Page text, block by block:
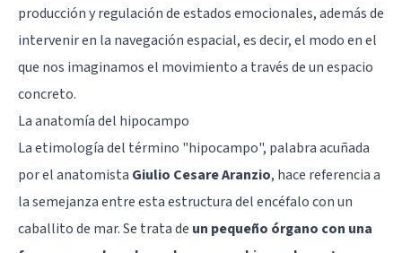
producción y regulación de estados emocionales, además de
intervenir en la navegación espacial, es decir, el modo en el
que nos imaginamos el movimiento a través de un espacio
concreto.
La anatomía del hipocampo
La etimología del término "hipocampo", palabra acuñada
por el anatomista Giulio Cesare Aranzio, hace referencia a
la semejanza entre esta estructura del encéfalo con un
caballito de mar. Se trata de un pequeño órgano con una